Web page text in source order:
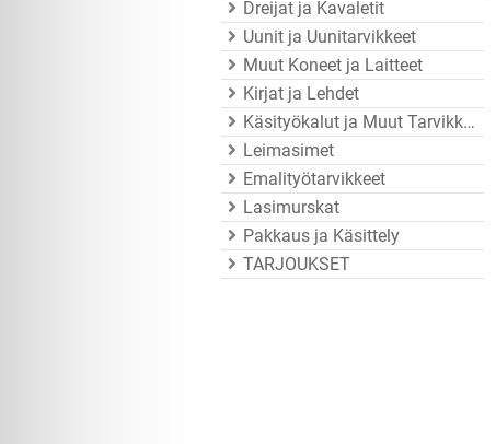
Dreijat ja Kavaletit
Uunit ja Uunitarvikkeet
Muut Koneet ja Laitteet
Kirjat ja Lehdet
Käsityökalut ja Muut Tarvikkeet
Leimasimet
Emalityötarvikkeet
Lasimurskat
Pakkaus ja Käsittely
TARJOUKSET